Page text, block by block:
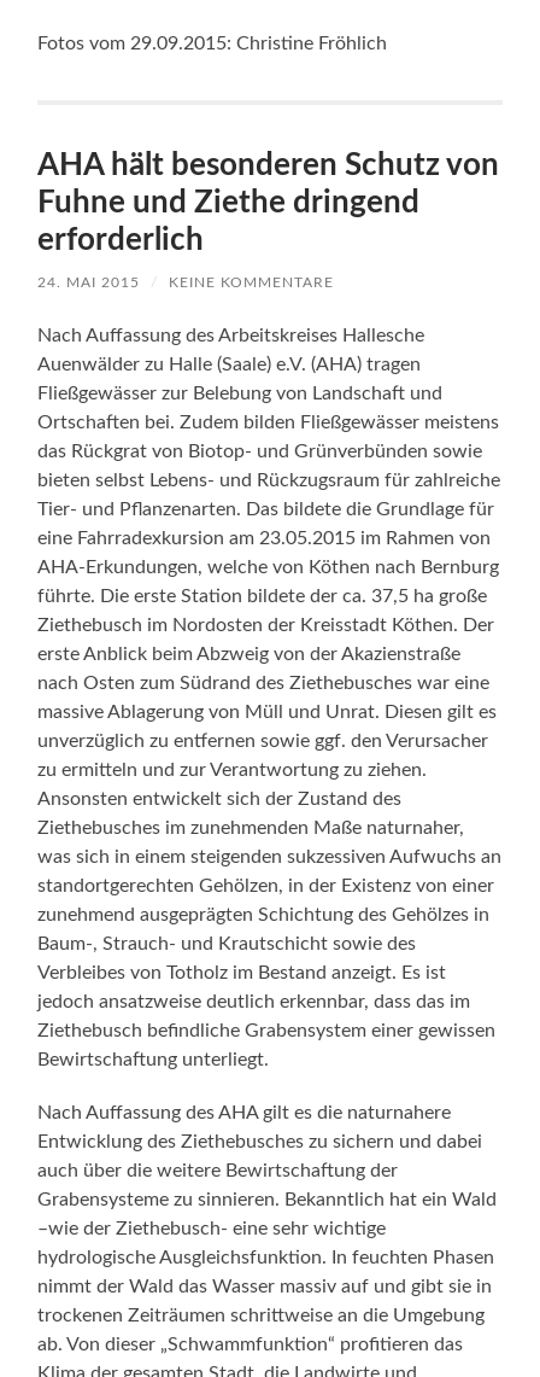
Fotos vom 29.09.2015: Christine Fröhlich
AHA hält besonderen Schutz von
Fuhne und Ziethe dringend
erforderlich
24. MAI 2015 / KEINE KOMMENTARE
Nach Auffassung des Arbeitskreises Hallesche
Auenwälder zu Halle (Saale) e.V. (AHA) tragen
Fließgewässer zur Belebung von Landschaft und
Ortschaften bei. Zudem bilden Fließgewässer meistens
das Rückgrat von Biotop- und Grünverbünden sowie
bieten selbst Lebens- und Rückzugsraum für zahlreiche
Tier- und Pflanzenarten. Das bildete die Grundlage für
eine Fahrradexkursion am 23.05.2015 im Rahmen von
AHA-Erkundungen, welche von Köthen nach Bernburg
führte. Die erste Station bildete der ca. 37,5 ha große
Ziethebusch im Nordosten der Kreisstadt Köthen. Der
erste Anblick beim Abzweig von der Akazienstraße
nach Osten zum Südrand des Ziethebusches war eine
massive Ablagerung von Müll und Unrat. Diesen gilt es
unverzüglich zu entfernen sowie ggf. den Verursacher
zu ermitteln und zur Verantwortung zu ziehen.
Ansonsten entwickelt sich der Zustand des
Ziethebusches im zunehmenden Maße naturnaher,
was sich in einem steigenden sukzessiven Aufwuchs an
standortgerechten Gehölzen, in der Existenz von einer
zunehmend ausgeprägten Schichtung des Gehölzes in
Baum-, Strauch- und Krautschicht sowie des
Verbleibes von Totholz im Bestand anzeigt. Es ist
jedoch ansatzweise deutlich erkennbar, dass das im
Ziethebusch befindliche Grabensystem einer gewissen
Bewirtschaftung unterliegt.
Nach Auffassung des AHA gilt es die naturnahere
Entwicklung des Ziethebusches zu sichern und dabei
auch über die weitere Bewirtschaftung der
Grabensysteme zu sinnieren. Bekanntlich hat ein Wald
–wie der Ziethebusch- eine sehr wichtige
hydrologische Ausgleichsfunktion. In feuchten Phasen
nimmt der Wald das Wasser massiv auf und gibt sie in
trockenen Zeiträumen schrittweise an die Umgebung
ab. Von dieser „Schwammfunktion“ profitieren das